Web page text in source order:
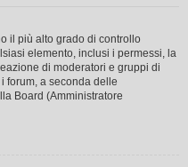
il più alto grado di controllo
elemento, inclusi i permessi, la
di moderatori e gruppi di
forum, a seconda delle
Board (Amministratore